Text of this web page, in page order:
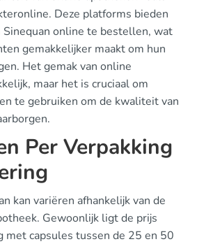
Deze platforms bieden
online te bestellen, wat
gemakkelijker maakt om hun
Het gemak van online
maar het is cruciaal om
te gebruiken om de kwaliteit van
Per Verpakking
kan variëren afhankelijk van de
Gewoonlijk ligt de prijs
met capsules tussen de 25 en 50